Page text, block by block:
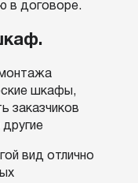
в договоре.
шкафы,
заказчиков
вид отлично